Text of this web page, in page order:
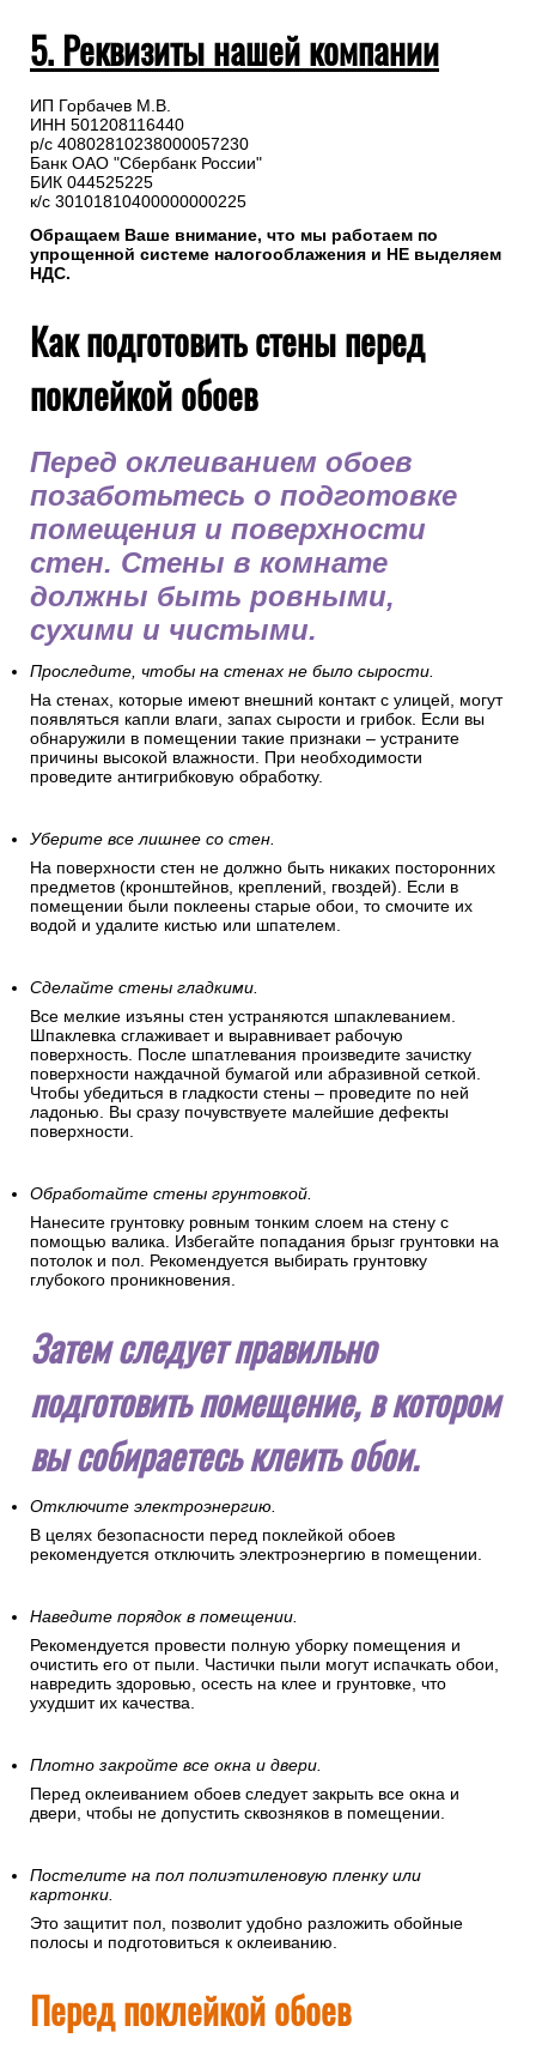
5. Реквизиты нашей компании
ИП Горбачев М.В.
ИНН 501208116440
р/с 40802810238000057230
Банк ОАО "Сбербанк России"
БИК 044525225
к/с 30101810400000000225
Обращаем Ваше внимание, что мы работаем по
упрощенной системе налогооблажения и НЕ выделяем
НДС.
Как подготовить стены перед
поклейкой обоев
Перед оклеиванием обоев
позаботьтесь о подготовке
помещения и поверхности
стен. Стены в комнате
должны быть ровными,
сухими и чистыми.
Проследите, чтобы на стенах не было сырости.
На стенах, которые имеют внешний контакт с улицей, могут
появляться капли влаги, запах сырости и грибок. Если вы
обнаружили в помещении такие признаки – устраните
причины высокой влажности. При необходимости
проведите антигрибковую обработку.
Уберите все лишнее со стен.
На поверхности стен не должно быть никаких посторонних
предметов (кронштейнов, креплений, гвоздей). Если в
помещении были поклеены старые обои, то смочите их
водой и удалите кистью или шпателем.
Сделайте стены гладкими.
Все мелкие изъяны стен устраняются шпаклеванием.
Шпаклевка сглаживает и выравнивает рабочую
поверхность. После шпатлевания произведите зачистку
поверхности наждачной бумагой или абразивной сеткой.
Чтобы убедиться в гладкости стены – проведите по ней
ладонью. Вы сразу почувствуете малейшие дефекты
поверхности.
Обработайте стены грунтовкой.
Нанесите грунтовку ровным тонким слоем на стену с
помощью валика. Избегайте попадания брызг грунтовки на
потолок и пол. Рекомендуется выбирать грунтовку
глубокого проникновения.
Затем следует правильно
подготовить помещение, в котором
вы собираетесь клеить обои.
Отключите электроэнергию.
В целях безопасности перед поклейкой обоев
рекомендуется отключить электроэнергию в помещении.
Наведите порядок в помещении.
Рекомендуется провести полную уборку помещения и
очистить его от пыли. Частички пыли могут испачкать обои,
навредить здоровью, осесть на клее и грунтовке, что
ухудшит их качества.
Плотно закройте все окна и двери.
Перед оклеиванием обоев следует закрыть все окна и
двери, чтобы не допустить сквозняков в помещении.
Постелите на пол полиэтиленовую пленку или
картонки.
Это защитит пол, позволит удобно разложить обойные
полосы и подготовиться к оклеиванию.
Перед поклейкой обоев